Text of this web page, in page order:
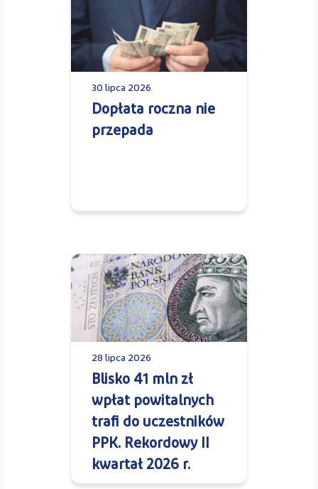
30 lipca 2026
Dopłata roczna nie
przepada
28 lipca 2026
Blisko 41 mln zł
wpłat powitalnych
trafi do uczestników
PPK. Rekordowy II
kwartał 2026 r.